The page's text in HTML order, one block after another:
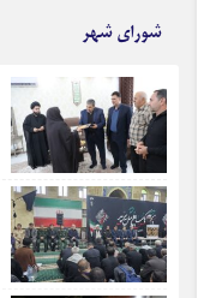
شورای شهر